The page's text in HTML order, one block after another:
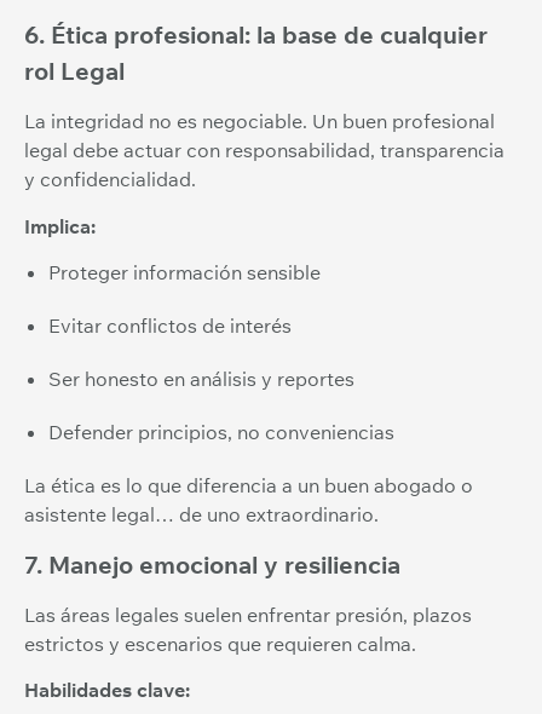
6. Ética profesional: la base de cualquier
rol Legal
La integridad no es negociable. Un buen profesional
legal debe actuar con responsabilidad, transparencia
y confidencialidad.
Implica:
Proteger información sensible
Evitar conflictos de interés
Ser honesto en análisis y reportes
Defender principios, no conveniencias
La ética es lo que diferencia a un buen abogado o
asistente legal… de uno extraordinario.
7. Manejo emocional y resiliencia
Las áreas legales suelen enfrentar presión, plazos
estrictos y escenarios que requieren calma.
Habilidades clave: